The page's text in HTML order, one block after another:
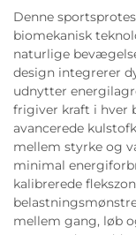
Denne
biomekanisk
naturlige
design integrerer
udnytter
frigiver kraft i hver
avancerede
mellem styrke og
minimal
kalibrerede
mellem gang, løb